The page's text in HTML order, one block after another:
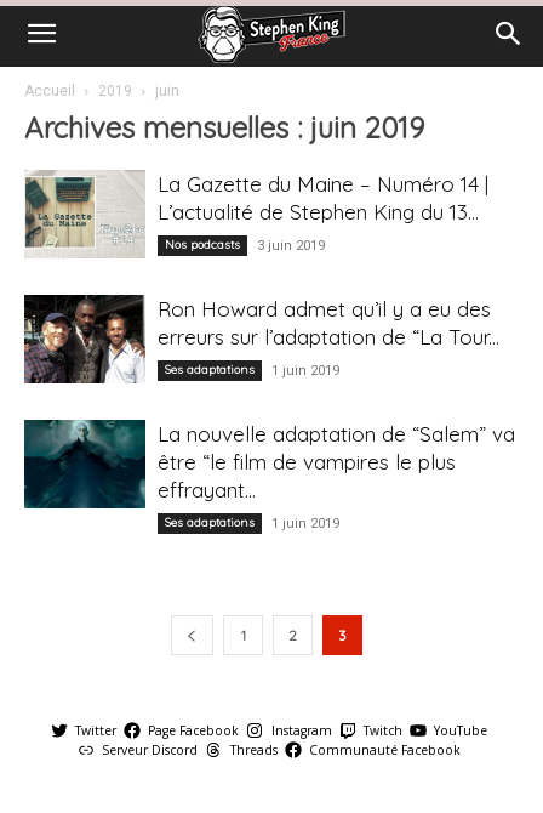
Accueil 2019 juin
Archives mensuelles : juin 2019
La Gazette du Maine – Numéro 14 |
L’actualité de Stephen King du 13...
Nos podcasts 3 juin 2019
Ron Howard admet qu’il y a eu des
erreurs sur l’adaptation de “La Tour...
Ses adaptations 1 juin 2019
La nouvelle adaptation de “Salem” va
être “le film de vampires le plus
effrayant...
Ses adaptations 1 juin 2019
1 2 3
Twitter Page Facebook Instagram Twitch
YouTube
Serveur Discord
Threads Communauté Facebook